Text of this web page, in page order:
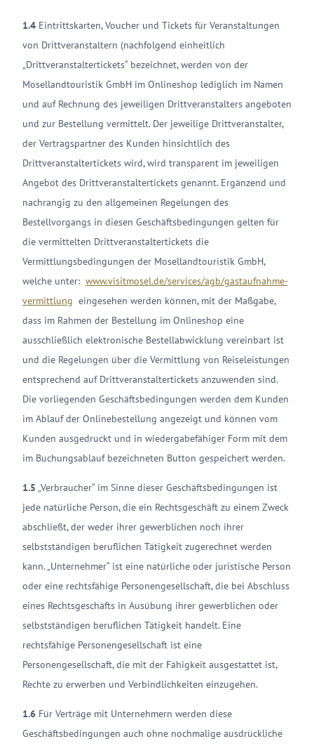
1.4 Eintrittskarten, Voucher und Tickets für Veranstaltungen
von Drittveranstaltern (nachfolgend einheitlich
„Drittveranstaltertickets“ bezeichnet, werden von der
Mosellandtouristik GmbH im Onlineshop lediglich im Namen
und auf Rechnung des jeweiligen Drittveranstalters angeboten
und zur Bestellung vermittelt. Der jeweilige Drittveranstalter,
der Vertragspartner des Kunden hinsichtlich des
Drittveranstaltertickets wird, wird transparent im jeweiligen
Angebot des Drittveranstaltertickets genannt. Ergänzend und
nachrangig zu den allgemeinen Regelungen des
Bestellvorgangs in diesen Geschäftsbedingungen gelten für
die vermittelten Drittveranstaltertickets die
Vermittlungsbedingungen der Mosellandtouristik GmbH,
welche unter: www.visitmosel.de/services/agb/gastaufnahme-
vermittlung eingesehen werden können, mit der Maßgabe,
dass im Rahmen der Bestellung im Onlineshop eine
ausschließlich elektronische Bestellabwicklung vereinbart ist
und die Regelungen über die Vermittlung von Reiseleistungen
entsprechend auf Drittveranstaltertickets anzuwenden sind.
Die vorliegenden Geschäftsbedingungen werden dem Kunden
im Ablauf der Onlinebestellung angezeigt und können vom
Kunden ausgedruckt und in wiedergabefähiger Form mit dem
im Buchungsablauf bezeichneten Button gespeichert werden.
1.5 „Verbraucher“ im Sinne dieser Geschäftsbedingungen ist
jede natürliche Person, die ein Rechtsgeschäft zu einem Zweck
abschließt, der weder ihrer gewerblichen noch ihrer
selbstständigen beruflichen Tätigkeit zugerechnet werden
kann. „Unternehmer“ ist eine natürliche oder juristische Person
oder eine rechtsfähige Personengesellschaft, die bei Abschluss
eines Rechtsgeschäfts in Ausübung ihrer gewerblichen oder
selbstständigen beruflichen Tätigkeit handelt. Eine
rechtsfähige Personengesellschaft ist eine
Personengesellschaft, die mit der Fähigkeit ausgestattet ist,
Rechte zu erwerben und Verbindlichkeiten einzugehen.
1.6 Für Verträge mit Unternehmern werden diese
Geschäftsbedingungen auch ohne nochmalige ausdrückliche